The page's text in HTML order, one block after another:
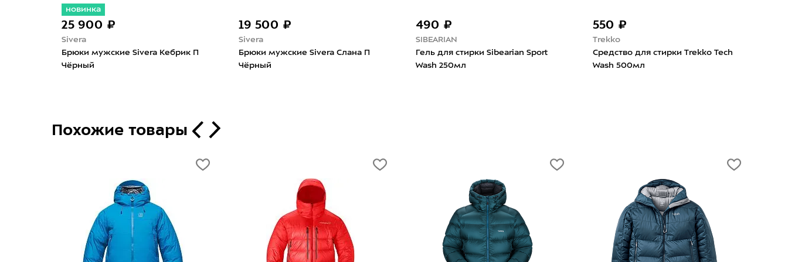
новинка
25 900 ₽
Sivera
Брюки мужские Sivera Кебрик П
Чёрный
19 500 ₽
Sivera
Брюки мужские Sivera Слана П
Чёрный
490 ₽
SIBEARIAN
Гель для стирки Sibearian Sport
Wash 250мл
550 ₽
Trekko
Средство для стирки Trekko Tech
Wash 500мл
Похожие товары